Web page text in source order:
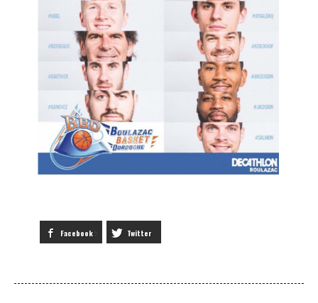
Facebook Twitter